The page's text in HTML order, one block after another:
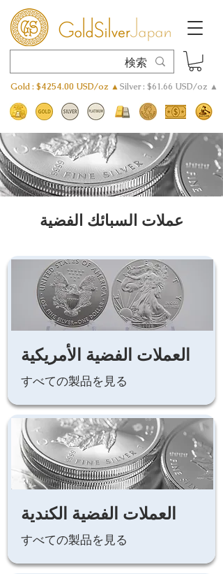
Gold : $4254.00 USD/oz ▲Silver : $61.66 USD/oz ▲
عملات السبائك الفضية
العملات الفضية الأمريكية
すべての製品を見る
العملات الفضية الكندية
すべての製品を見る